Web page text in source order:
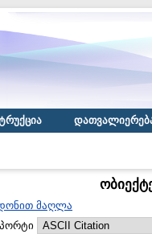
მაღლა